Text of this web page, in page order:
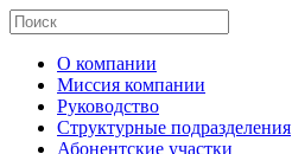
О компании
Миссия компании
Руководство
Структурные подразделения
Абонентские участки